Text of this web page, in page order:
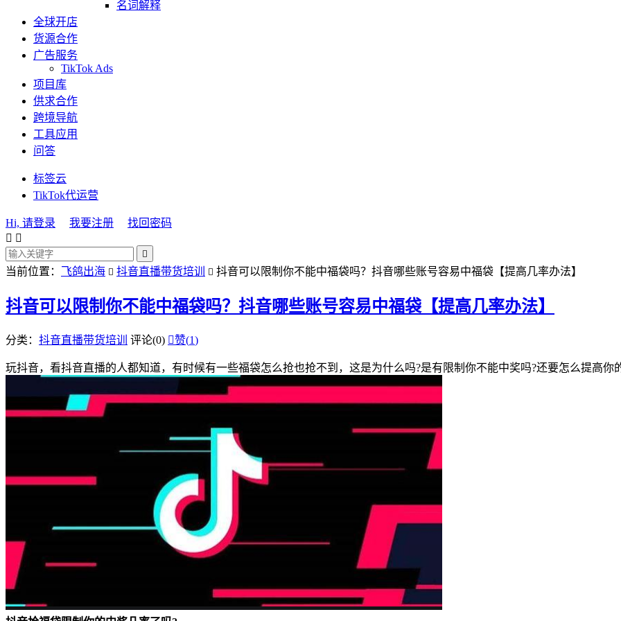
名词解释
全球开店
货源合作
广告服务
TikTok Ads
项目库
供求合作
跨境导航
工具应用
问答
标签云
TikTok代运营
Hi, 请登录 我要注册
找回密码
 

当前位置： 飞鸽出海  抖音直播带货培训  抖音可以限制你不能中福袋吗？抖音哪些账号容易中福袋【提高几率办法】
抖音可以限制你不能中福袋吗？抖音哪些账号容易中福袋【提高几率办法】
分类： 抖音直播带货培训 评论(0) 赞(1)
玩抖音，看抖音直播的人都知道，有时候有一些福袋怎么抢也抢不到，这是为什么吗?是有限制你不能中奖吗?还要怎么提高你